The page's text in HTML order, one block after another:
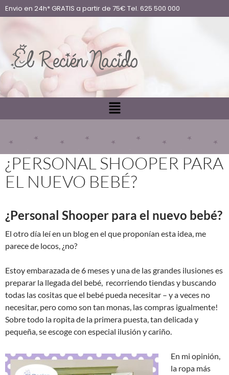
Envio en 24h* GRATIS a partir de 75€ Tel. 625 500 000
¿PERSONAL SHOOPER PARA
EL NUEVO BEBÉ?
¿Personal Shooper para el nuevo bebé?
El otro día leí en un blog en el que proponían esta idea, me
parece de locos, ¿no?
Estoy embarazada de 6 meses y una de las grandes ilusiones es
preparar la llegada del bebé, recorriendo tiendas y buscando
todas las cositas que el bebé pueda necesitar – y a veces no
necesitar, pero como son tan monas, las compras igualmente!
Sobre todo la ropita de la primera puesta, tan delicada y
pequeña, se escoge con especial ilusión y cariño.
En mi opinión,
la ropa más